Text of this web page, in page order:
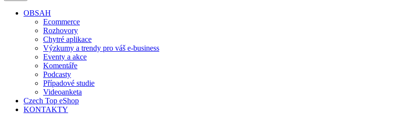
OBSAH
Ecommerce
Rozhovory
Chytré aplikace
Výzkumy a trendy pro váš e-business
Eventy a akce
Komentáře
Podcasty
Případové studie
Videoanketa
Czech Top eShop
KONTAKTY